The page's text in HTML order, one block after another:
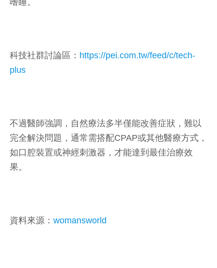
科技社群討論區： https://pei.com.tw/feed/c/tech-
plus
不過醫師強調，自然療法多半僅能改善症狀，難以
完全解決問題，通常需搭配CPAP或其他醫療方式，
如口腔裝置或神經刺激器，才能達到最佳治療效
果。
資料來源： womansworld